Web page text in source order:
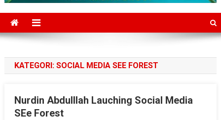
KATEGORI: SOCIAL MEDIA SEE FOREST
Nurdin Abdulllah Lauching Social Media
SEe Forest